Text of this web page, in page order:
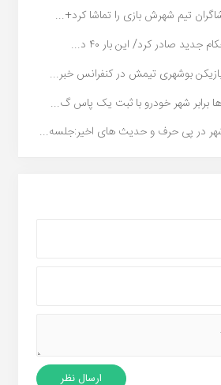
تیم شهرش بازی را تماشا کرد+...
جدید صادر کرد/ این بار ۴۰ د...
بوشهری تیمش در کنفرانس خبر...
برابر شهر خودرو با ثبت یک پاس گ...
در پی حرف و حدیث های اخیر:جلسه...